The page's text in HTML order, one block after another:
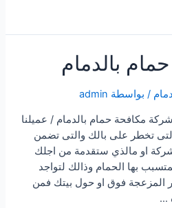
بالدمام
/ بواسطة admin
مكافحة حمام بالدمام / عميلنا
تخطر على بالك والتى تضمن
او مالذي ستقدمة من اجلك
بها الحمام وذالك لتواجد
المزعجة فوق او حول بيتك فمن
…